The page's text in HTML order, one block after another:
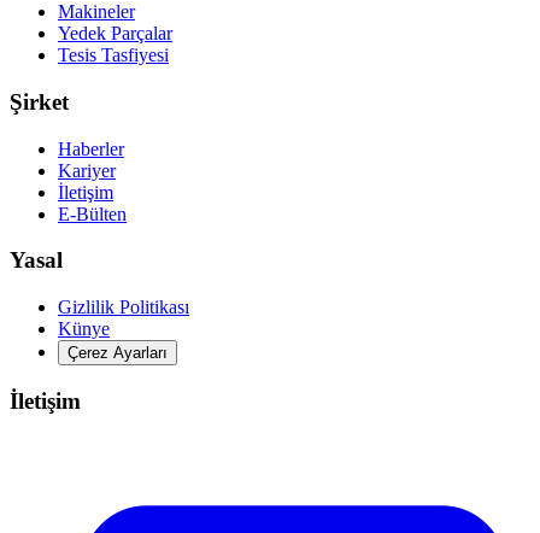
Makineler
Yedek Parçalar
Tesis Tasfiyesi
Şirket
Haberler
Kariyer
İletişim
E-Bülten
Yasal
Gizlilik Politikası
Künye
Çerez Ayarları
İletişim